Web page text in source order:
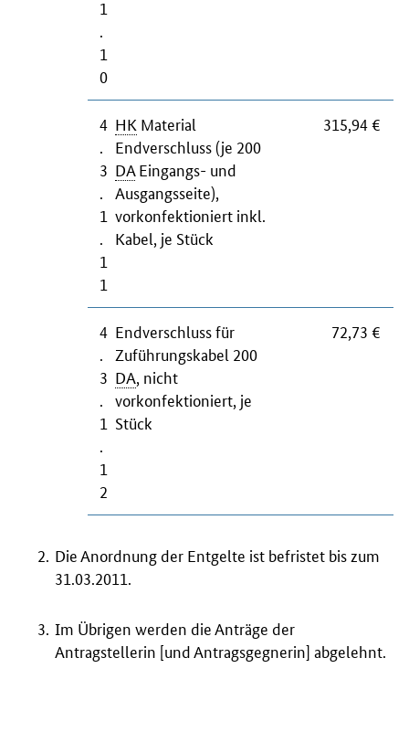
1
1
0
4
3
1
1
1
HK Material
Endverschluss (je 200
DA Eingangs- und
Ausgangsseite),
vorkonfektioniert inkl.
Kabel, je Stück
315,94 €
4
3
1
1
2
Endverschluss für
Zuführungskabel 200
DA , nicht
vorkonfektioniert, je
Stück
72,73 €
Die Anordnung der Entgelte ist befristet bis zum
31.03.2011.
Im Übrigen werden die Anträge der
Antragstellerin [und Antragsgegnerin] abgelehnt.